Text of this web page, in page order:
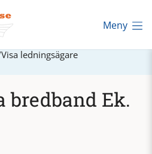
Meny
Visa ledningsägare
bredband Ek.